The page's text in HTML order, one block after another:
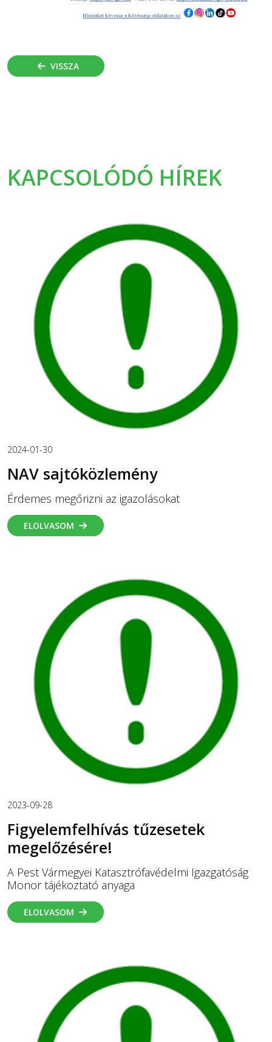
VISSZA
KAPCSOLÓDÓ HÍREK
2024-01-30
NAV sajtóközlemény
Érdemes megőrizni az igazolásokat
ELOLVASOM
2023-09-28
Figyelemfelhívás tűzesetek
megelőzésére!
A Pest Vármegyei Katasztrófavédelmi Igazgatóság
Monor tájékoztató anyaga
ELOLVASOM